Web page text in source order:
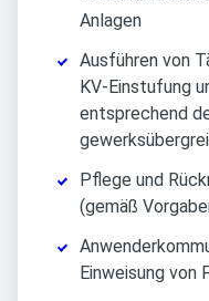
Anlagen
Ausführen von
KV-Einstufung
entsprechend
Pflege und
(gemäß
Einweisung von